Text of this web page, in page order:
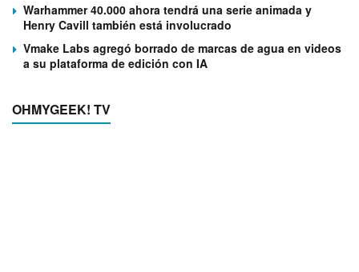
Warhammer 40.000 ahora tendrá una serie animada y
Henry Cavill también está involucrado
Vmake Labs agregó borrado de marcas de agua en videos
a su plataforma de edición con IA
OHMYGEEK! TV